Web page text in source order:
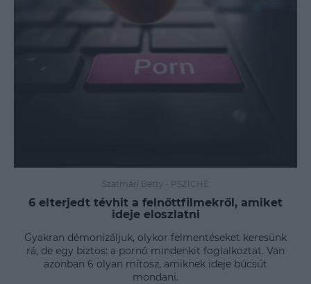
Szatmári Betty - PSZICHÉ
6 elterjedt tévhit a felnőttfilmekről, amiket
ideje eloszlatni
Gyakran démonizáljuk, olykor felmentéseket keresünk
rá, de egy biztos: a pornó mindenkit foglalkoztat. Van
azonban 6 olyan mítosz, amiknek ideje búcsút
mondani.